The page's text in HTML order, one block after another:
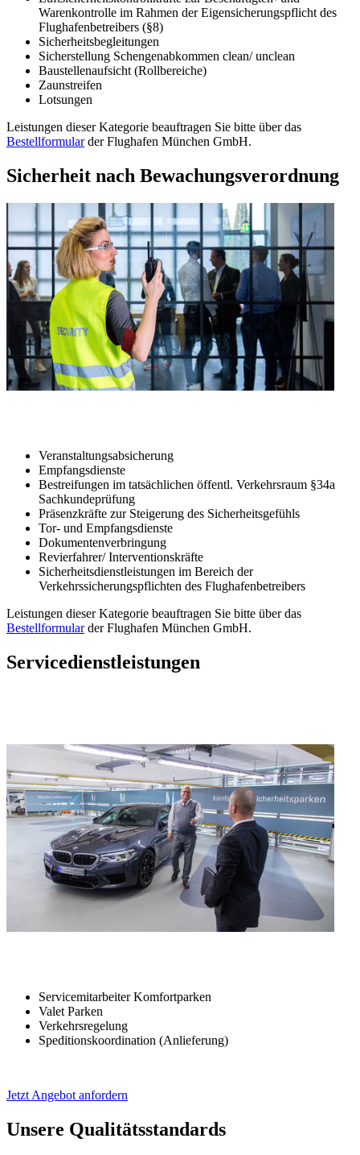
Warenkontrolle im Rahmen der Eigensicherungspflicht des
Flughafenbetreibers (§8)
Sicherheitsbegleitungen
Sicherstellung Schengenabkommen clean/ unclean
Baustellenaufsicht (Rollbereiche)
Zaunstreifen
Lotsungen
Leistungen dieser Kategorie beauftragen Sie bitte über das
Bestellformularder Flughafen München GmbH.
Sicherheit nach Bewachungsverordnung
Veranstaltungsabsicherung
Empfangsdienste
Bestreifungen im tatsächlichen öffentl. Verkehrsraum §34a
Sachkundeprüfung
Präsenzkräfte zur Steigerung des Sicherheitsgefühls
Tor- und Empfangsdienste
Dokumentenverbringung
Revierfahrer/ Interventionskräfte
Sicherheitsdienstleistungen im Bereich der
Verkehrssicherungspflichten des Flughafenbetreibers
Leistungen dieser Kategorie beauftragen Sie bitte über das
Bestellformularder Flughafen München GmbH.
Servicedienstleistungen
Servicemitarbeiter Komfortparken
Valet Parken
Verkehrsregelung
Speditionskoordination (Anlieferung)
Jetzt Angebot anfordern
Unsere Qualitätsstandards